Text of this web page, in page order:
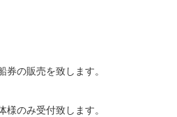
券の販売を致します。
様のみ受付致します。